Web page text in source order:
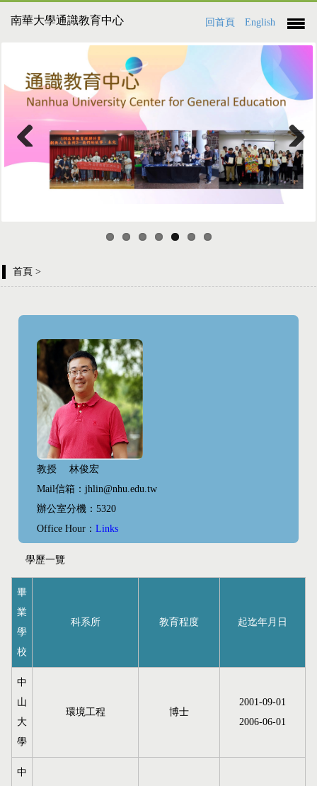
南華大學通識教育中心 回首頁 English
Previous Next
首頁 >
教授 林俊宏
Mail信箱：jhlin@nhu.edu.tw
辦公室分機：5320
Office Hour： Links
學歷一覽
畢
業
學
校
科系所 教育程度 起迄年月日
中
山
大
學
環境工程 博士
2001-09-01
2006-06-01
中